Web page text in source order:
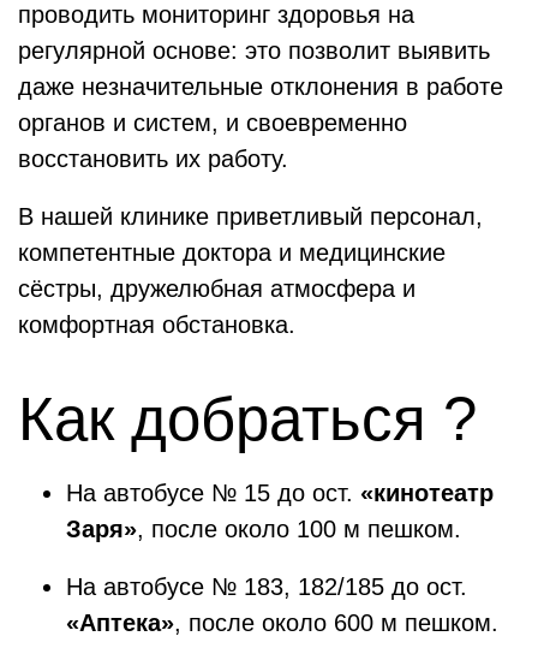
проводить мониторинг здоровья на
регулярной основе: это позволит выявить
даже незначительные отклонения в работе
органов и систем, и своевременно
восстановить их работу.
В нашей клинике приветливый персонал,
компетентные доктора и медицинские
сёстры, дружелюбная атмосфера и
комфортная обстановка.
Как добраться ?
На автобусе № 15 до ост. «кинотеатр
Заря», после около 100 м пешком.
На автобусе № 183, 182/185 до ост.
«Аптека», после около 600 м пешком.